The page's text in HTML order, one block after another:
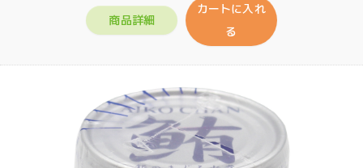
商品詳細
カートに入れ
る